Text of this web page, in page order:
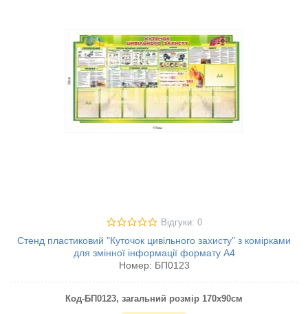
Відгуки: 0
Стенд пластиковий "Куточок цивільного захисту" з комірками
для змінної інформації формату А4
Номер: БП0123
Код-БП0123, загальний розмір 170х90см